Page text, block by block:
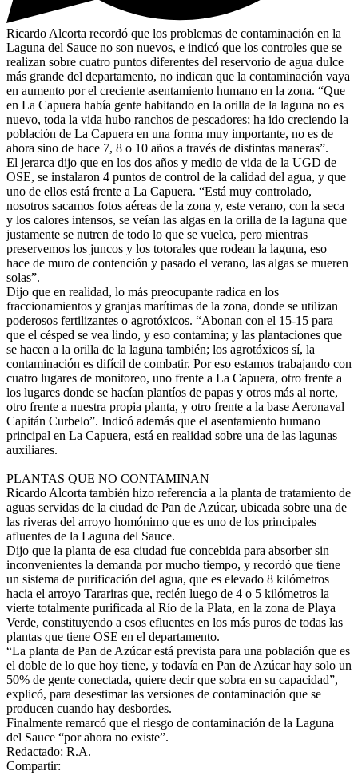
Ricardo Alcorta recordó que los problemas de contaminación en la
Laguna del Sauce no son nuevos, e indicó que los controles que se
realizan sobre cuatro puntos diferentes del reservorio de agua dulce
más grande del departamento, no indican que la contaminación vaya
en aumento por el creciente asentamiento humano en la zona. “Que
en La Capuera había gente habitando en la orilla de la laguna no es
nuevo, toda la vida hubo ranchos de pescadores; ha ido creciendo la
población de La Capuera en una forma muy importante, no es de
ahora sino de hace 7, 8 o 10 años a través de distintas maneras”.
El jerarca dijo que en los dos años y medio de vida de la UGD de
OSE, se instalaron 4 puntos de control de la calidad del agua, y que
uno de ellos está frente a La Capuera. “Está muy controlado,
nosotros sacamos fotos aéreas de la zona y, este verano, con la seca
y los calores intensos, se veían las algas en la orilla de la laguna que
justamente se nutren de todo lo que se vuelca, pero mientras
preservemos los juncos y los totorales que rodean la laguna, eso
hace de muro de contención y pasado el verano, las algas se mueren
solas”.
Dijo que en realidad, lo más preocupante radica en los
fraccionamientos y granjas marítimas de la zona, donde se utilizan
poderosos fertilizantes o agrotóxicos. “Abonan con el 15-15 para
que el césped se vea lindo, y eso contamina; y las plantaciones que
se hacen a la orilla de la laguna también; los agrotóxicos sí, la
contaminación es difícil de combatir. Por eso estamos trabajando con
cuatro lugares de monitoreo, uno frente a La Capuera, otro frente a
los lugares donde se hacían plantíos de papas y otros más al norte,
otro frente a nuestra propia planta, y otro frente a la base Aeronaval
Capitán Curbelo”. Indicó además que el asentamiento humano
principal en La Capuera, está en realidad sobre una de las lagunas
auxiliares.
PLANTAS QUE NO CONTAMINAN
Ricardo Alcorta también hizo referencia a la planta de tratamiento de
aguas servidas de la ciudad de Pan de Azúcar, ubicada sobre una de
las riveras del arroyo homónimo que es uno de los principales
afluentes de la Laguna del Sauce.
Dijo que la planta de esa ciudad fue concebida para absorber sin
inconvenientes la demanda por mucho tiempo, y recordó que tiene
un sistema de purificación del agua, que es elevado 8 kilómetros
hacia el arroyo Tarariras que, recién luego de 4 o 5 kilómetros la
vierte totalmente purificada al Río de la Plata, en la zona de Playa
Verde, constituyendo a esos efluentes en los más puros de todas las
plantas que tiene OSE en el departamento.
“La planta de Pan de Azúcar está prevista para una población que es
el doble de lo que hoy tiene, y todavía en Pan de Azúcar hay solo un
50% de gente conectada, quiere decir que sobra en su capacidad”,
explicó, para desestimar las versiones de contaminación que se
producen cuando hay desbordes.
Finalmente remarcó que el riesgo de contaminación de la Laguna
del Sauce “por ahora no existe”.
Redactado: R.A.
Compartir: